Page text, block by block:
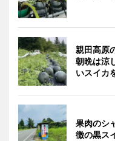
親田高原
朝晩は涼
いスイカ
果肉のシ
徴の黒ス